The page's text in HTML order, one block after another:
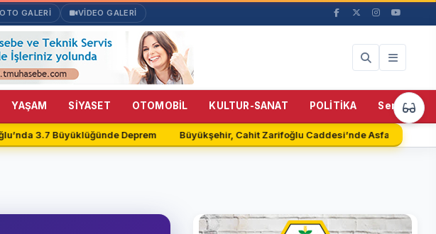
GALERİ VİDEO GALERİ
YAŞAM SİYASET OTOMOBİL KULTUR-SANAT POLİTİKA Servisler
3.7 Büyüklüğünde Deprem Büyükşehir, Cahit Zarifoğlu Caddesi’nde Asfalt Serimine